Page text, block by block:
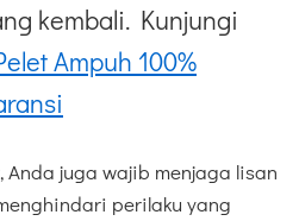
kembali. Kunjungi
Ampuh 100%
Anda juga wajib menjaga lisan
perilaku yang